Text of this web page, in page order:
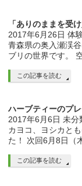
「ありのままを受
2017年6月26日 体
青森県の奥入瀬渓
ブリの世界です。
この記事を読む
ハーブティーのプ
2017年6月6日 未分
カヨコ、ヨシカと
た！ 次回6月8日（
この記事を読む